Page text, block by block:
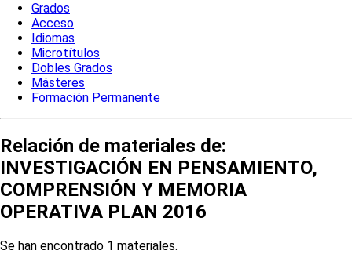
Grados
Acceso
Idiomas
Microtítulos
Dobles Grados
Másteres
Formación Permanente
Relación de materiales de:
INVESTIGACIÓN EN PENSAMIENTO,
COMPRENSIÓN Y MEMORIA
OPERATIVA PLAN 2016
Se han encontrado 1 materiales.